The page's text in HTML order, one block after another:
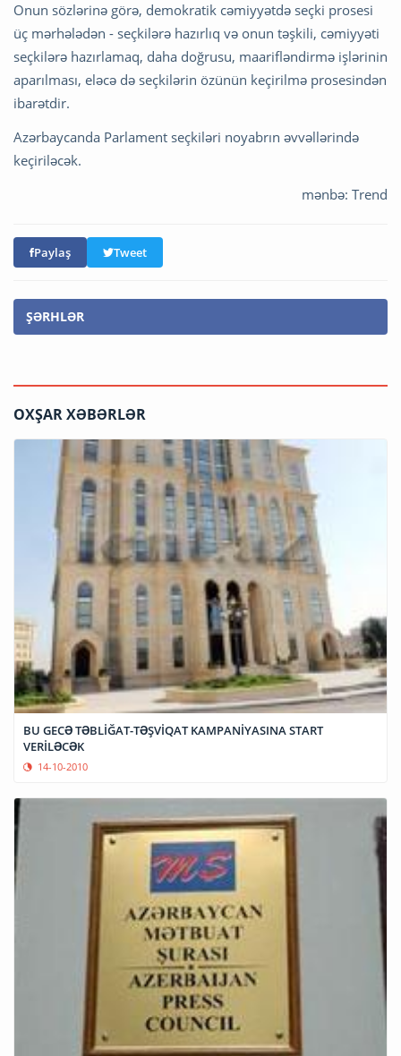
Onun sözlərinə görə, demokratik cəmiyyətdə seçki prosesi
üç mərhələdən - seçkilərə hazırlıq və onun təşkili, cəmiyyəti
seçkilərə hazırlamaq, daha doğrusu, maarifləndirmə işlərinin
aparılması, eləcə də seçkilərin özünün keçirilmə prosesindən
ibarətdir.
Azərbaycanda Parlament seçkiləri noyabrın əvvəllərində
keçiriləcək.
mənbə: Trend
Paylaş Tweet
ŞƏRHLƏR
OXŞAR XƏBƏRLƏR
BU GECƏ TƏBLİĞAT-TƏŞVİQAT KAMPANİYASINA START
VERİLƏCƏK
14-10-2010